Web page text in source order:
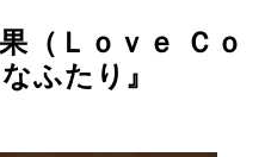
（Ｌｏｖｅ Ｃｏ
ふたり』